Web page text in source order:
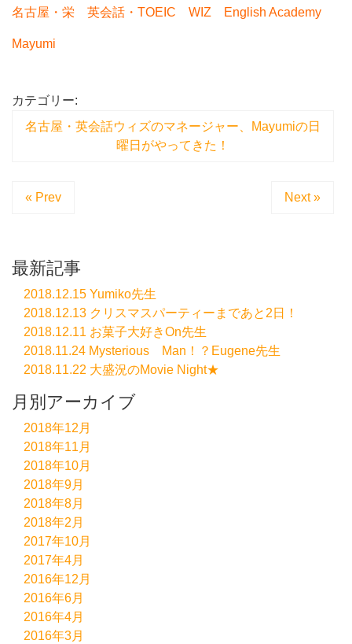
名古屋・栄 英会話・TOEIC WIZ English Academy
Mayumi
カテゴリー:
名古屋・英会話ウィズのマネージャー、Mayumiの日
曜日がやってきた！
« Prev Next »
最新記事
2018.12.15 Yumiko先生
2018.12.13 クリスマスパーティーまであと2日！
2018.12.11 お菓子大好きOn先生
2018.11.24 Mysterious Man！？Eugene先生
2018.11.22 大盛況のMovie Night★
月別アーカイブ
2018年12月
2018年11月
2018年10月
2018年9月
2018年8月
2018年2月
2017年10月
2017年4月
2016年12月
2016年6月
2016年4月
2016年3月